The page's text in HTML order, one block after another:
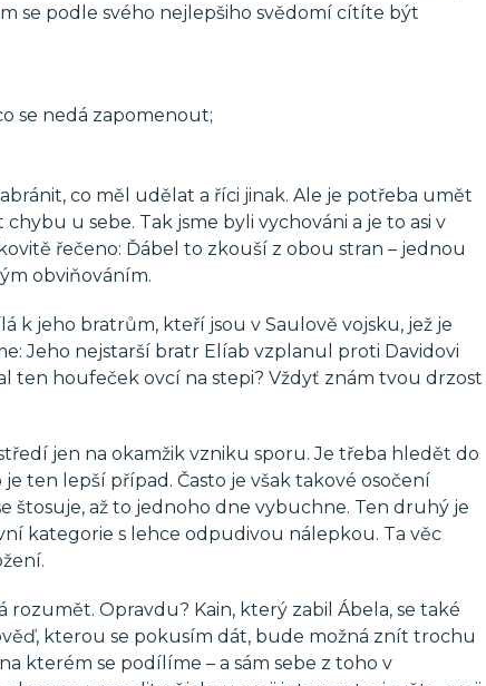
se podle svého nejlepšiho svědomí cítíte být
se nedá zapomenout;
co měl udělat a říci jinak. Ale je potřeba umět
u sebe. Tak jsme byli vychováni a je to asi v
řečeno: Ďábel to zkouší z obou stran – jednou
obviňováním.
k jeho bratrům, kteří jsou v Saulově vojsku, jež je
Jeho nejstarší bratr Elíab vzplanul proti Davidovi
ten houfeček ovcí na stepi? Vždyť znám tvou drzost
jen na okamžik vzniku sporu. Je třeba hledět do
ten lepší případ. Často je však takové osočení
štosuje, až to jednoho dne vybuchne. Ten druhý je
kategorie s lehce odpudivou nálepkou. Ta věc
Opravdu? Kain, který zabil Ábela, se také
kterou se pokusím dát, bude možná znít trochu
kterém se podílíme – a sám sebe z toho v